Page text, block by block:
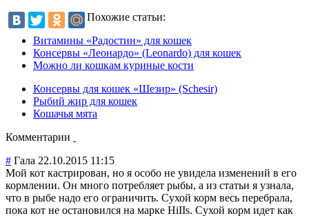
Похожие статьи:
Витамины «Радостин» для кошек
Консервы «Леонардо» (Leonardo) для кошек
Можно ли кошкам куриные кости
Консервы для кошек «Шезир» (Schesir)
Рыбий жир для кошек
Кошачья мята
Комментарии
# Гала 22.10.2015 11:15
Мой кот кастрирован, но я особо не увидела изменений в его
кормлении. Он много потребляет рыбы, а из статьи я узнала,
что в рыбе надо его ограничить. Сухой корм весь перебрала,
пока кот не остановился на марке HiIIs. Сухой корм идет как